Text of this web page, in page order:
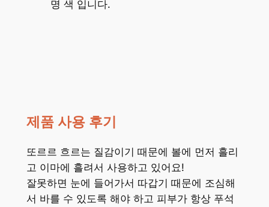
명 색 입니다.
제품 사용 후기
또르르 흐르는 질감이기 때문에 볼에 먼저 흘리
고 이마에 흘려서 사용하고 있어요!
잘못하면 눈에 들어가서 따갑기 때문에 조심해
서 바를 수 있도록 해야 하고 피부가 항상 푸석